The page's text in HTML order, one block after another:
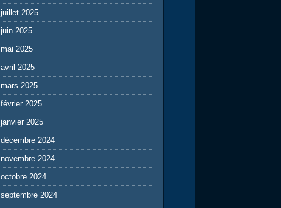
juillet 2025
juin 2025
mai 2025
avril 2025
mars 2025
février 2025
janvier 2025
décembre 2024
novembre 2024
octobre 2024
septembre 2024